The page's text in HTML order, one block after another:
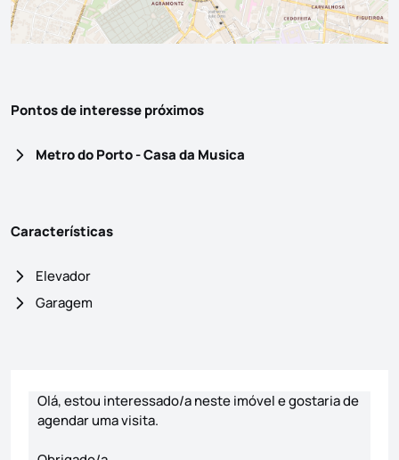
Pontos de interesse próximos
Metro do Porto - Casa da Musica
Características
Elevador
Garagem